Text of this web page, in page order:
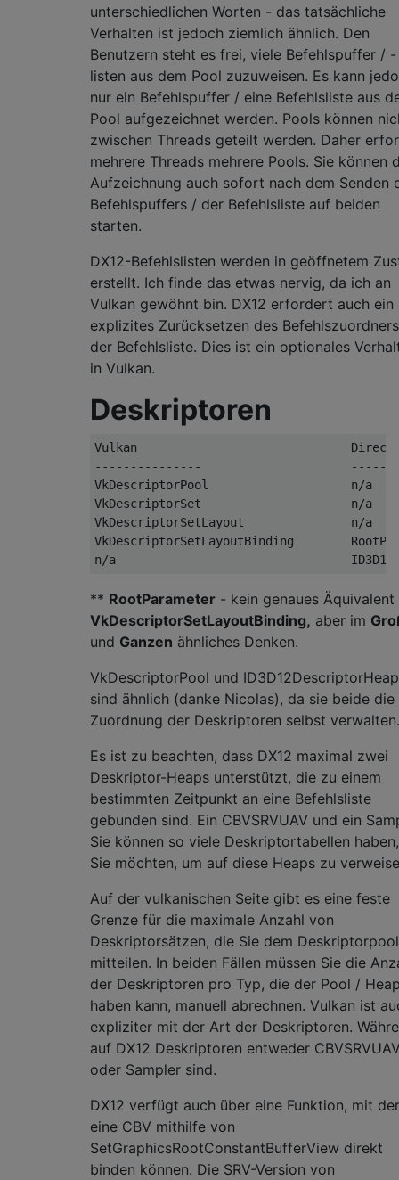
unterschiedlichen Worten - das tatsächliche
Verhalten ist jedoch ziemlich ähnlich. Den
Benutzern steht es frei, viele Befehlspuffer / -
listen aus dem Pool zuzuweisen. Es kann
nur ein Befehlspuffer / eine Befehlsliste aus
Pool aufgezeichnet werden. Pools können
zwischen Threads geteilt werden. Daher
mehrere Threads mehrere Pools. Sie können
Aufzeichnung auch sofort nach dem Senden
Befehlspuffers / der Befehlsliste auf beiden
starten.
DX12-Befehlslisten werden in geöffnetem
erstellt. Ich finde das etwas nervig, da ich an
Vulkan gewöhnt bin. DX12 erfordert auch ein
explizites Zurücksetzen des
der Befehlsliste. Dies ist ein optionales
in Vulkan.
Deskriptoren
Vulkan                              DirectX
---------------
VkDescriptorPool                    n/a
VkDescriptorSet                     n/a
VkDescriptorSetLayout               n/a
VkDescriptorSetLayoutBinding
** RootParameter - kein genaues Äquivalent
VkDescriptorSetLayoutBinding, aber im
und Ganzen ähnliches Denken.
VkDescriptorPool und
sind ähnlich (danke Nicolas), da sie beide die
Zuordnung der Deskriptoren selbst verwalten.
Es ist zu beachten, dass DX12 maximal zwei
Deskriptor-Heaps unterstützt, die zu einem
bestimmten Zeitpunkt an eine Befehlsliste
gebunden sind. Ein CBVSRVUAV und ein
Sie können so viele Deskriptortabellen
Sie möchten, um auf diese Heaps zu
Auf der vulkanischen Seite gibt es eine feste
Grenze für die maximale Anzahl von
Deskriptorsätzen, die Sie dem Deskriptorpool
mitteilen. In beiden Fällen müssen Sie die
der Deskriptoren pro Typ, die der Pool /
haben kann, manuell abrechnen. Vulkan ist
expliziter mit der Art der Deskriptoren.
auf DX12 Deskriptoren entweder
oder Sampler sind.
DX12 verfügt auch über eine Funktion, mit
eine CBV mithilfe von
SetGraphicsRootConstantBufferView direkt
binden können. Die SRV-Version von